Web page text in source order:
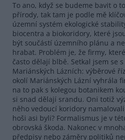
To ano, když se budeme bavit o
přírody, tak tam je podle mě
územní systém ekologické
biocentra a biokoridory, které
být součástí územního plánu a
hrabat. Problém je, že firmy,
často dělají blbě. Setkal jsem se
Mariánských Lázních: výběrové
okolí Mariánských Lázní vyhrála
na to pak s kolegou botanikem
si snad dělají srandu. Oni totiž
něho vedoucí koridory
hoši asi byli? Formalismus je v
obrovská škoda. Nakonec v
předpisy nebo záměry politiků